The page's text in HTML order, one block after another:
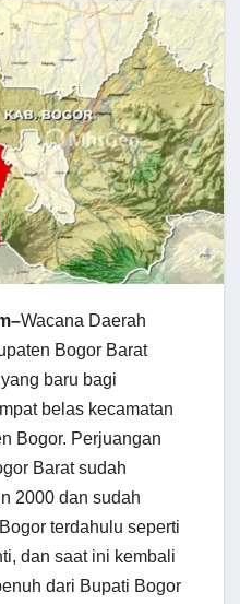
Wacana Daerah
Bogor Barat
baru bagi
belas kecamatan
Bogor. Perjuangan
Barat sudah
2000 dan sudah
terdahulu seperti
dan saat ini kembali
dari Bupati Bogor